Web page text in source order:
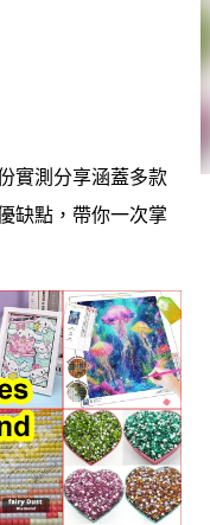
實測分享涵蓋多款
缺點，帶你一次掌